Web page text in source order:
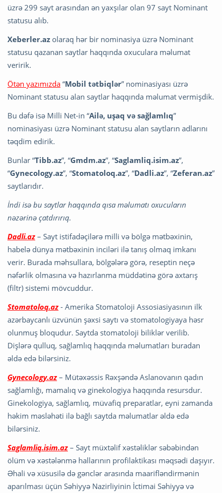
üzrə 299 sayt arasından ən yaxşılar olan 97 sayt Nominant
statusu alıb.
Xeberler.az olaraq hər bir nominasiya üzrə Nominant
statusu qazanan saytlar haqqında oxuculara məlumat
veririk.
Ötən yazımızda “Mobil tətbiqlər” nominasiyası üzrə
Nominant statusu alan saytlar haqqında məlumat vermişdik.
Bu dəfə isə Milli Net-in “Ailə, uşaq və sağlamlıq”
nominasiyası üzrə Nominant statusu alan saytların adlarını
təqdim edirik.
Bunlar “Tibb.az”, “Gmdm.az”, “Saglamliq.isim.az”,
“Gynecology.az”, “Stomatoloq.az”, “Dadli.az”, “Zeferan.az”
saytlarıdır.
İndi isə bu saytlar haqqında qısa məlumatı oxucuların
nəzərinə çatdırırıq.
Dadli.az – Sayt istifadəçilərə milli və bölgə mətbəxinin,
habelə dünya mətbəxinin inciləri ilə tanış olmaq imkanı
verir. Burada məhsullara, bölgələrə görə, reseptin neçə
nəfərlik olmasına və hazırlanma müddətinə görə axtarış
(filtr) sistemi mövcuddur.
Stomatoloq.az - Amerika Stomatoloji Assosiasiyasının ilk
azərbaycanlı üzvünün şəxsi saytı və stomatologiyaya həsr
olunmuş bloqudur. Saytda stomatoloji biliklər verilib.
Dişlərə qulluq, sağlamlıq haqqında məlumatları buradan
əldə edə bilərsiniz.
Gynecology.az – Mütəxəssis Rəxşəndə Aslanovanın qadın
sağlamlığı, mamalıq və ginekologiya haqqında resursdur.
Ginekologiya, sağlamlıq, müvafiq preparatlar, eyni zamanda
həkim məsləhəti ilə bağlı saytda məlumatlar əldə edə
bilərsiniz.
Saglamliq.isim.az – Sayt müxtəlif xəstəliklər səbəbindən
ölüm və xəstələnmə hallarının profilaktikası məqsədi daşıyır.
Əhali və xüsusilə də gənclər arasında maarifləndirmənin
aparılması üçün Səhiyyə Nazirliyinin İctimai Səhiyyə və